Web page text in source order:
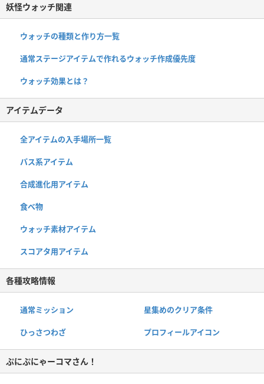
妖怪ウォッチ関連
ウォッチの種類と作り方一覧
通常ステージアイテムで作れるウォッチ作成優先度
ウォッチ効果とは？
アイテムデータ
全アイテムの入手場所一覧
パス系アイテム
合成進化用アイテム
食べ物
ウォッチ素材アイテム
スコアタ用アイテム
各種攻略情報
通常ミッション 星集めのクリア条件
ひっさつわざ プロフィールアイコン
ぷにぷにゃーコマさん！